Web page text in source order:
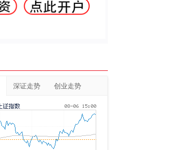
深证走势 创业走势